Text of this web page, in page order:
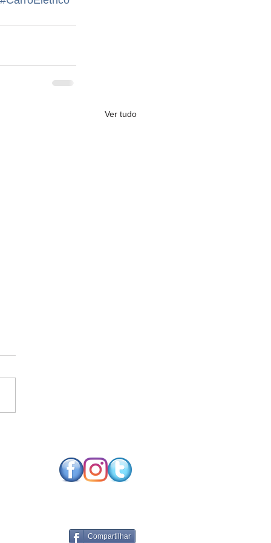
Ver tudo
DE
RENOVÁVEL
Compartilhar